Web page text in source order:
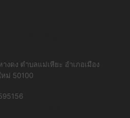
งดง ตำบลแม่เหียะ อำเภอเมือง
หม่ 50100